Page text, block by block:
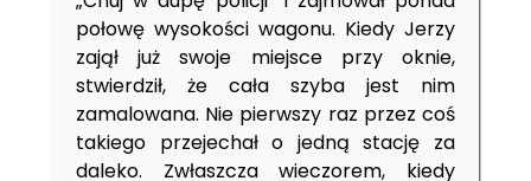
połowę wysokości wagonu. Kiedy Jerzy
zajął już swoje miejsce przy oknie,
stwierdził, że cała szyba jest nim
zamalowana. Nie pierwszy raz przez coś
takiego przejechał o jedną stację za
daleko. Zwłaszcza wieczorem, kiedy